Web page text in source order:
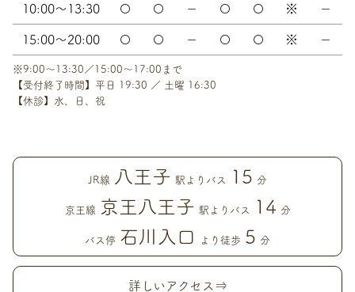
10:00～13:30 〇 〇 － 〇 〇 ※ －
15:00～20:00 〇 〇 － 〇 〇 ※ －
※9:00～13:30／15:00～17:00まで
【受付終了時間】平日 19:30 ／ 土曜 16:30
【休診】水、日、祝
JR線 八王子 駅よりバス 15 分
京王線 京王八王子 駅よりバス 14 分
バス停 石川入口 より徒歩 5 分
詳しいアクセス⇒